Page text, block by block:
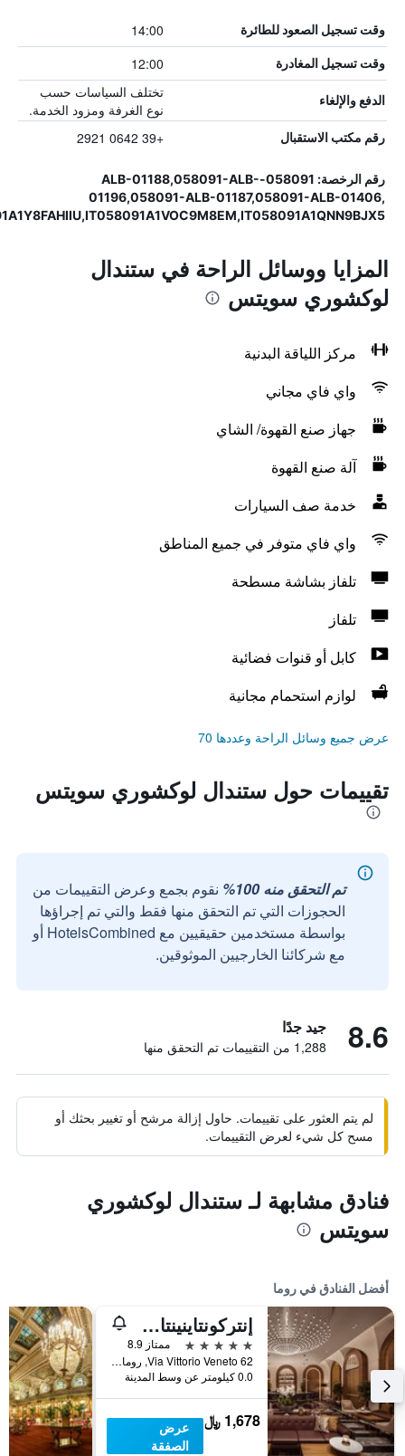
وقت تسجيل الصعود للطائرة 14:00
وقت تسجيل المغادرة 12:00
الدفع والإلغاء
تختلف السياسات حسب
نوع الغرفة ومزود الخدمة.
رقم مكتب الاستقبال +39 0642 2921
رقم الرخصة: 058091-ALB-01188,058091-ALB-
01196,058091-ALB-01187,058091-ALB-01406,
المزايا ووسائل الراحة في ستندال
لوكشوري سويتس
مركز اللياقة البدنية
واي فاي مجاني
جهاز صنع القهوة/ الشاي
آلة صنع القهوة
خدمة صف السيارات
واي فاي متوفر في جميع المناطق
تلفاز بشاشة مسطحة
تلفاز
كابل أو قنوات فضائية
لوازم استحمام مجانية
عرض جميع وسائل الراحة وعددها 70
تقييمات حول ستندال لوكشوري سويتس
تم التحقق منه 100%
نقوم بجمع وعرض التقييمات من
الحجوزات التي تم التحقق منها فقط والتي تم إجراؤها
بواسطة مستخدمين حقيقيين مع HotelsCombined أو
مع شركائنا الخارجيين الموثوقين.
8.6 جيد جدًا
1,288 من التقييمات تم التحقق منها
لم يتم العثور على تقييمات. حاول إزالة مرشح أو تغيير بحثك أو
مسح كل شيء لعرض التقييمات.
فنادق مشابهة لـ ستندال لوكشوري
سويتس
أفضل الفنادق في روما
إنتركونتاينينتال روم أمباسشياتوري بالاس باي آيتش جي
5 نجوم
ممتاز 8.9
Via Vittorio Veneto 62, روما, إيطاليا
0.0 كيلومتر عن وسط المدينة
1,678 ﷼
عرض
الصفقة